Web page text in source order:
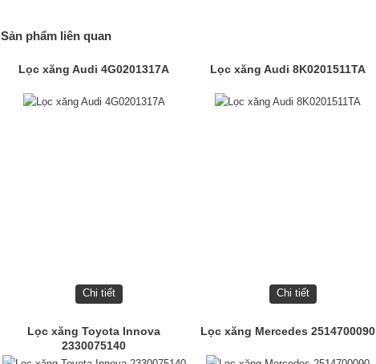
Sản phẩm liên quan
Lọc xăng Audi 4G0201317A
Chi tiết
Lọc xăng Audi 8K0201511TA
Chi tiết
Lọc xăng Toyota Innova
2330075140
Lọc xăng Mercedes 2514700090